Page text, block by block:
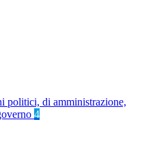
politici, di amministrazione,
4